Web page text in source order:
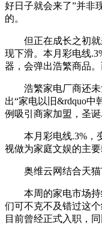
好日子就会来了”并非
的。
但正在成长之初就来
现下滑。本月彩电线
器，会弹出浩繁商品
浩繁家电厂商还未复
出“家电以旧&rdquo
例吸引商家加盟，圣诞
本月彩电线.3%，变
视做为家庭文娱的主
奥维云网结合天猫
本周的家电市场持续
们可不克不及错过这
目前曾经正式入职，